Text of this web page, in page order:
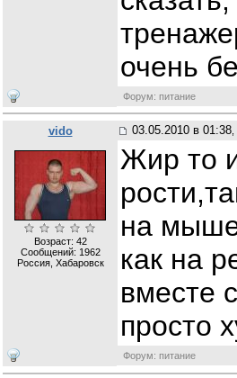
очень
Форум: питание
vido 03.05.2010 в 01:38
Возраст: 42
Сообщений: 1962
Россия, Хабаровск
Жир то
на
как на
вместе
просто
Форум: питание